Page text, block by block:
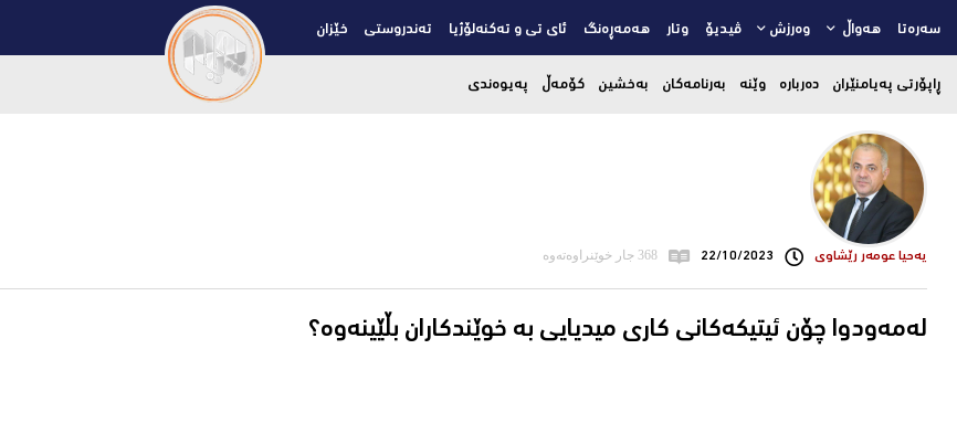
سەرەتا هەواڵ وەرزش ڤیدیۆ وتار هەمەڕەنگ ئای تی و تەکنەلۆژیا تەندروستی خێزان
ڕاپۆرتی پەیامنێران دەربارە وێنە بەرنامەکان بەخشین کۆمەڵ پەیوەندی
یه‌حیا عومه‌ر رێشاوی 22/10/2023 368 جار خوێنراوەتەوە
له‌مه‌ودوا چۆن ئیتیكه‌كانی كاری میدیایی به‌ خوێندكاران بڵێینه‌وه‌؟